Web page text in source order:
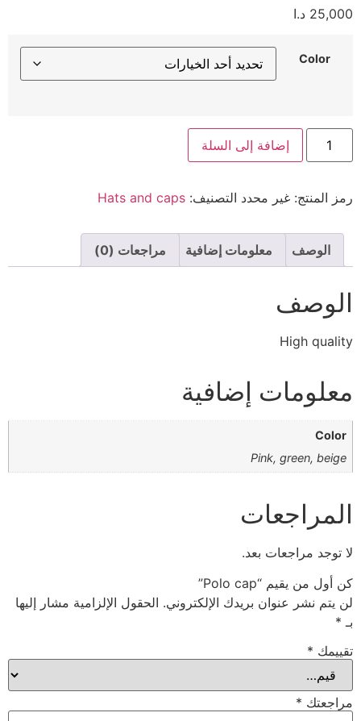
25,000 د.ا
Color
إضافة إلى السلة
رمز المنتج: غير محدد التصنيف: Hats and caps
الوصف معلومات إضافية مراجعات (0)
الوصف
High quality
معلومات إضافية
Color
Pink, green, beige
المراجعات
لا توجد مراجعات بعد.
كن أول من يقيم “Polo cap”
لن يتم نشر عنوان بريدك الإلكتروني. الحقول الإلزامية مشار إليها
بـ *
تقييمك *
مراجعتك *